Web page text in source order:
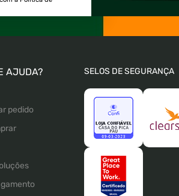
AJUDA?
pedido
SELOS DE SEGURANÇA